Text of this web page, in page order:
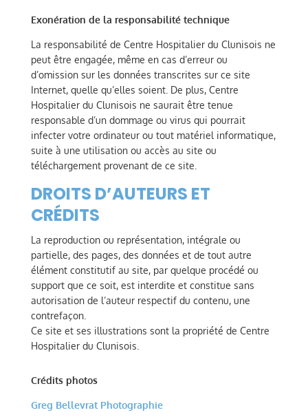
Exonération de la responsabilité technique
La responsabilité de Centre Hospitalier du Clunisois ne
peut être engagée, même en cas d’erreur ou
d’omission sur les données transcrites sur ce site
Internet, quelle qu’elles soient. De plus, Centre
Hospitalier du Clunisois ne saurait être tenue
responsable d’un dommage ou virus qui pourrait
infecter votre ordinateur ou tout matériel informatique,
suite à une utilisation ou accès au site ou
téléchargement provenant de ce site.
DROITS D’AUTEURS ET
CRÉDITS
La reproduction ou représentation, intégrale ou
partielle, des pages, des données et de tout autre
élément constitutif au site, par quelque procédé ou
support que ce soit, est interdite et constitue sans
autorisation de l’auteur respectif du contenu, une
contrefaçon.
Ce site et ses illustrations sont la propriété de Centre
Hospitalier du Clunisois.
Crédits photos
Greg Bellevrat Photographie